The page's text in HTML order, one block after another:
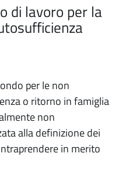
di lavoro per la
per le non
o ritorno in famiglia
non
alla definizione dei
in merito